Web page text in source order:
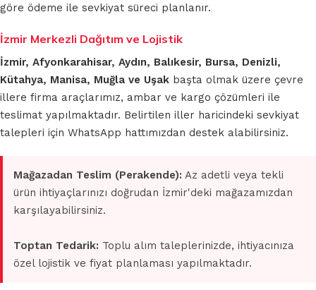
göre ödeme ile sevkiyat süreci planlanır.
İzmir Merkezli Dağıtım ve Lojistik
İzmir, Afyonkarahisar, Aydın, Balıkesir, Bursa, Denizli,
Kütahya, Manisa, Muğla ve Uşak başta olmak üzere çevre
illere firma araçlarımız, ambar ve kargo çözümleri ile
teslimat yapılmaktadır. Belirtilen iller haricindeki sevkiyat
talepleri için WhatsApp hattımızdan destek alabilirsiniz.
Mağazadan Teslim (Perakende): Az adetli veya tekli
ürün ihtiyaçlarınızı doğrudan İzmir'deki mağazamızdan
karşılayabilirsiniz.
Toptan Tedarik: Toplu alım taleplerinizde, ihtiyacınıza
özel lojistik ve fiyat planlaması yapılmaktadır.